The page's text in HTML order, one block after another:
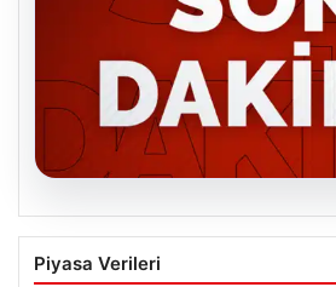
MGK’den 8 maddelik
çeken ‘Terörsüz Bölge’
Piyasa Verileri